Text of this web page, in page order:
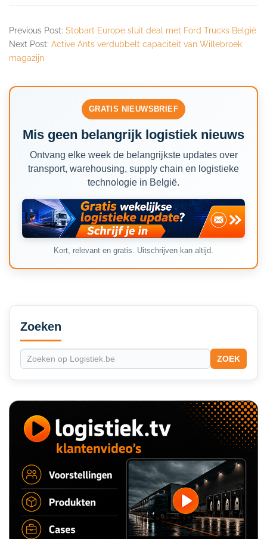
Previous Post: Stobart Europe sluit deal met Ford Trucks België
Next Post: Active Ants verdubbelt capaciteit van Willebroek
magazijn
GRATIS NIEUWSBRIEF
Mis geen belangrijk logistiek nieuws
Ontvang elke week de belangrijkste updates over
transport, warehousing, supply chain en logistieke
technologie in België.
Kort, relevant en gratis. Uitschrijven kan altijd.
Secondary
Sidebar
Zoeken
ZOEK